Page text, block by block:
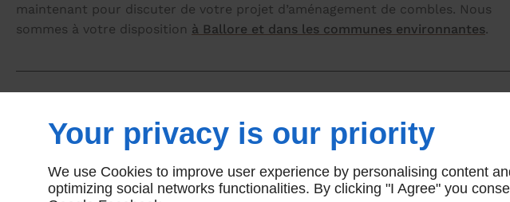
maintenant pour discuter de votre projet d’aménagement de combles. Nous
sommes à votre disposition à Ballore et dans les communes environnantes.
De vrais spécialistes de l’aménagement de
combles à votre service à Ballore
Que ce soit à Ballore ou ailleurs, l’aménagement de combles nécessite une
Your privacy is our priority
We use Cookies to improve user experience by personalising content
optimizing social networks functionalities. By clicking "I Agree" you